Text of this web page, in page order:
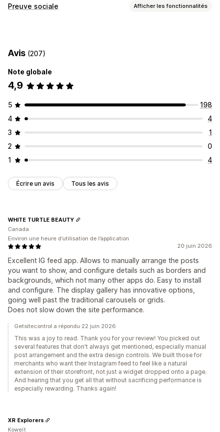
Types de galeries
Styles personnalisés
Preuve sociale Afficher les fonctionnalités
Mises en page personnalisées
Liens vers les médias sociaux
Avis (207)
Note globale
4,9
5
198
4
4
3
1
2
0
1
4
Écrire un avis Tous les avis
20 juin 2026
Excellent IG feed app. Allows to manually arrange the posts
you want to show, and configure details such as borders and
backgrounds, which not many other apps do. Easy to install
and configure. The display gallery has innovative options,
going well past the traditional carousels or grids.
Does not slow down the site performance.
WHITE TURTLE BEAUTY
Canada
Environ une heure d’utilisation de l’application
Getsitecontrol a répondu 22 juin 2026
This was a joy to read. Thank you for your review! You picked out
several features that don't always get mentioned, especially manual
post arrangement and the extra design controls. We built those for
merchants who want their Instagram feed to feel like a natural
extension of their storefront, not just a widget dropped onto a page.
And hearing that you get all that without sacrificing performance is
especially rewarding. Thanks again!
XR Explorers
Koweït